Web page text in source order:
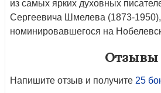
из самых ярких духовных
Сергеевича Шмелева (1873-
номинировавшегося на
Отзывы
Напишите отзыв и получите 25